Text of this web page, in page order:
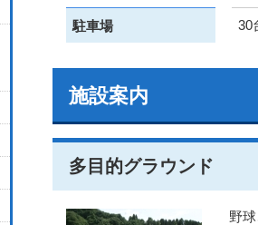
駐車場 30
施設案内
多目的グラウンド
野